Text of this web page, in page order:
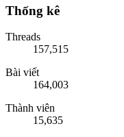
Thống kê
Threads
157,515
Bài viết
164,003
Thành viên
15,635